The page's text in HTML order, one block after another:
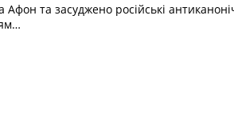
та засуджено російські